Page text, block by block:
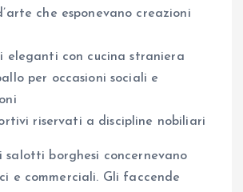
che esponevano creazioni
eleganti con cucina straniera
per occasioni sociali e
riservati a discipline nobiliari
salotti borghesi concernevano
e commerciali. Gli faccende